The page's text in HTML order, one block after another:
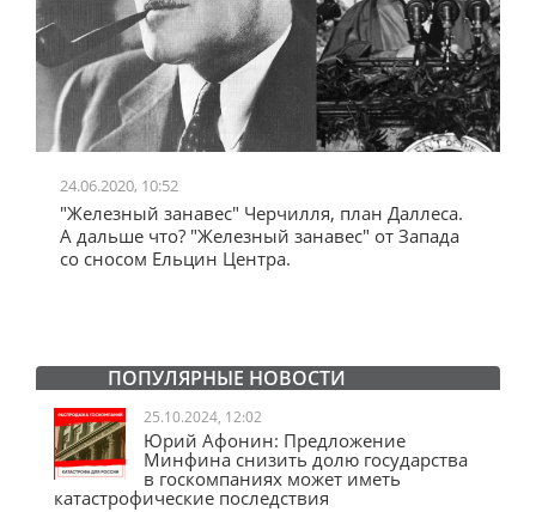
24.06.2020, 10:52
"Железный занавес" Черчилля, план Даллеса.
А дальше что? "Железный занавес" от Запада
со сносом Ельцин Центра.
ПОПУЛЯРНЫЕ НОВОСТИ
25.10.2024, 12:02
Юрий Афонин: Предложение
Минфина снизить долю государства
в госкомпаниях может иметь
катастрофические последствия